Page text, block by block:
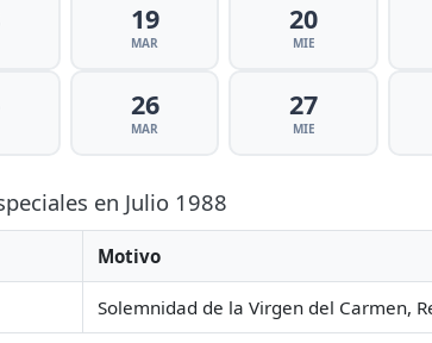
19
MAR
20
MIE
26
MAR
27
MIE
en Julio 1988
Motivo
Solemnidad de la Virgen del Carmen,